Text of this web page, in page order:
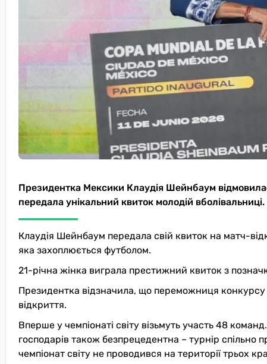
Президентка Мексики Клаудія Шейнбаум
передала унікальний квиток молодій вболівальниці.
Клаудія Шейнбаум передала свій квиток на матч-
яка захоплюється футболом.
21-річна жінка виграла престижний квиток з
Президентка відзначила, що переможниця
відкриття.
Вперше у чемпіонаті світу візьмуть участь 48
господарів також безпрецедентна – турнір
чемпіонат світу не проводився на території трьох